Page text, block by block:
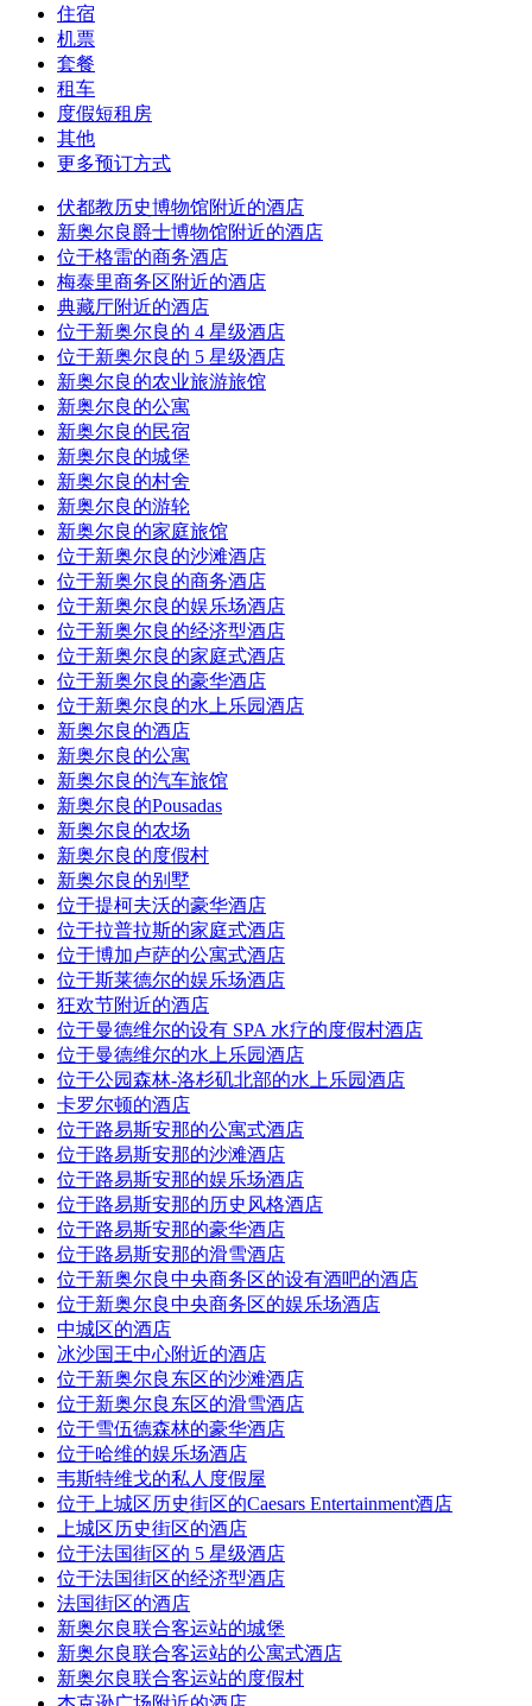
住宿
机票
套餐
租车
度假短租房
其他
更多预订方式
伏都教历史博物馆附近的酒店
新奥尔良爵士博物馆附近的酒店
位于格雷的商务酒店
梅泰里商务区附近的酒店
典藏厅附近的酒店
位于新奥尔良的 4 星级酒店
位于新奥尔良的 5 星级酒店
新奥尔良的农业旅游旅馆
新奥尔良的公寓
新奥尔良的民宿
新奥尔良的城堡
新奥尔良的村舍
新奥尔良的游轮
新奥尔良的家庭旅馆
位于新奥尔良的沙滩酒店
位于新奥尔良的商务酒店
位于新奥尔良的娱乐场酒店
位于新奥尔良的经济型酒店
位于新奥尔良的家庭式酒店
位于新奥尔良的豪华酒店
位于新奥尔良的水上乐园酒店
新奥尔良的酒店
新奥尔良的公寓
新奥尔良的汽车旅馆
新奥尔良的Pousadas
新奥尔良的农场
新奥尔良的度假村
新奥尔良的别墅
位于提柯夫沃的豪华酒店
位于拉普拉斯的家庭式酒店
位于博加卢萨的公寓式酒店
位于斯莱德尔的娱乐场酒店
狂欢节附近的酒店
位于曼德维尔的设有 SPA 水疗的度假村酒店
位于曼德维尔的水上乐园酒店
位于公园森林-洛杉矶北部的水上乐园酒店
卡罗尔顿的酒店
位于路易斯安那的公寓式酒店
位于路易斯安那的沙滩酒店
位于路易斯安那的娱乐场酒店
位于路易斯安那的历史风格酒店
位于路易斯安那的豪华酒店
位于路易斯安那的滑雪酒店
位于新奥尔良中央商务区的设有酒吧的酒店
位于新奥尔良中央商务区的娱乐场酒店
中城区的酒店
冰沙国王中心附近的酒店
位于新奥尔良东区的沙滩酒店
位于新奥尔良东区的滑雪酒店
位于雪伍德森林的豪华酒店
位于哈维的娱乐场酒店
韦斯特维戈的私人度假屋
位于上城区历史街区的Caesars Entertainment酒店
上城区历史街区的酒店
位于法国街区的 5 星级酒店
位于法国街区的经济型酒店
法国街区的酒店
新奥尔良联合客运站的城堡
新奥尔良联合客运站的公寓式酒店
新奥尔良联合客运站的度假村